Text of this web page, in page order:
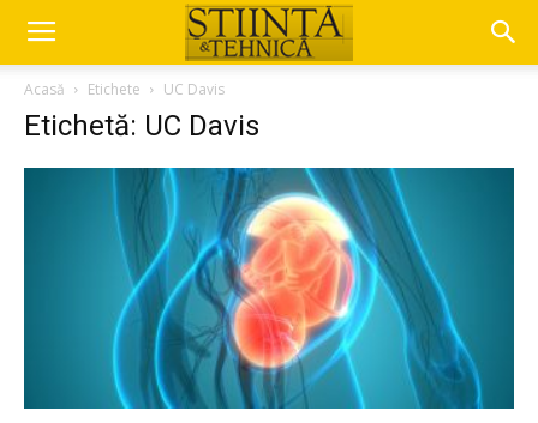
Acasă Etichete UC Davis
Etichetă: UC Davis